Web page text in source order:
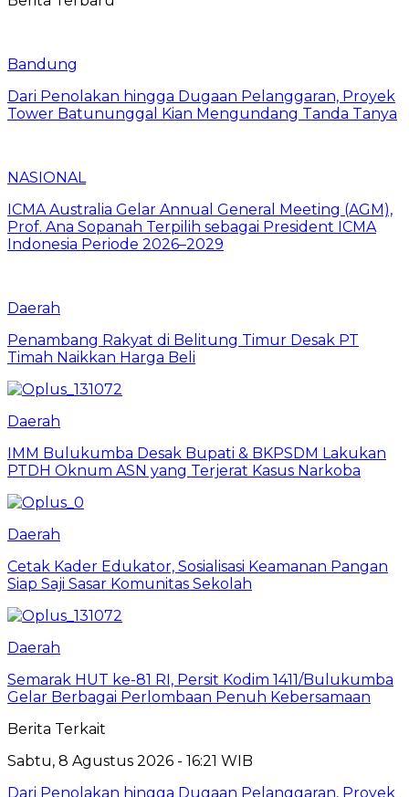
Bandung
Dari Penolakan hingga Dugaan Pelanggaran, Proyek
Tower Batununggal Kian Mengundang Tanda Tanya
NASIONAL
ICMA Australia Gelar Annual General Meeting (AGM),
Prof. Ana Sopanah Terpilih sebagai President ICMA
Indonesia Periode 2026–2029
Daerah
Penambang Rakyat di Belitung Timur Desak PT
Timah Naikkan Harga Beli
Daerah
IMM Bulukumba Desak Bupati & BKPSDM Lakukan
PTDH Oknum ASN yang Terjerat Kasus Narkoba
Daerah
Cetak Kader Edukator, Sosialisasi Keamanan Pangan
Siap Saji Sasar Komunitas Sekolah
Daerah
Semarak HUT ke-81 RI, Persit Kodim 1411/Bulukumba
Gelar Berbagai Perlombaan Penuh Kebersamaan
Berita Terkait
Sabtu, 8 Agustus 2026 - 16:21 WIB
Dari Penolakan hingga Dugaan Pelanggaran, Proyek